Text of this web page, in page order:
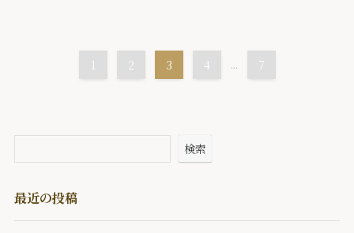
1 2 3 4 ... 7
検索
最近の投稿